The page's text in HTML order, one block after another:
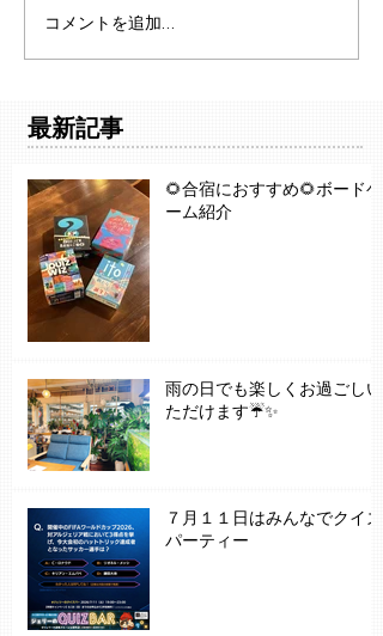
コメントを追加…
最新記事
🌻合宿におすすめ🌻ボードゲ
ーム紹介
雨の日でも楽しくお過ごしい
ただけます☔✨
７月１１日はみんなでクイズ
パーティー